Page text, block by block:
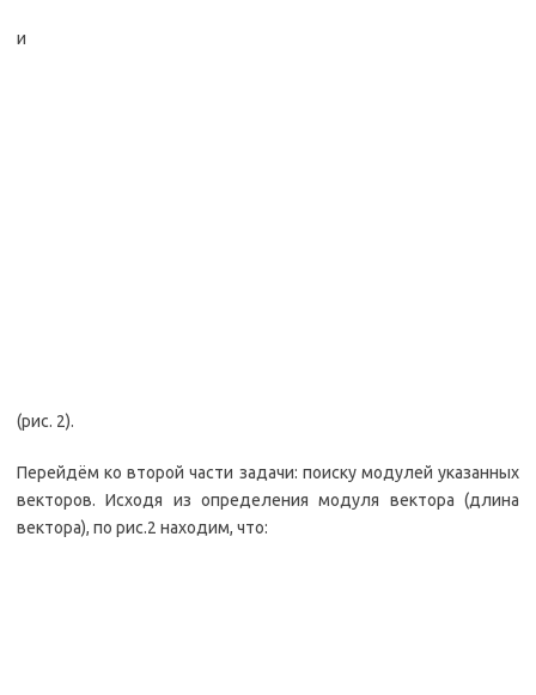
и
(рис. 2).
Перейдём ко второй части задачи: поиску модулей указанных
векторов. Исходя из определения модуля вектора (длина
вектора), по рис.2 находим, что: